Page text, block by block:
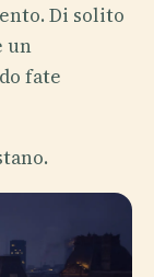
Di solito
un
fate